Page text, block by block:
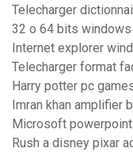
Telecharger
32 o 64 bits
Internet explorer
Telecharger format
Harry potter pc
Imran khan amplifier
Microsoft
Rush a disney pixar